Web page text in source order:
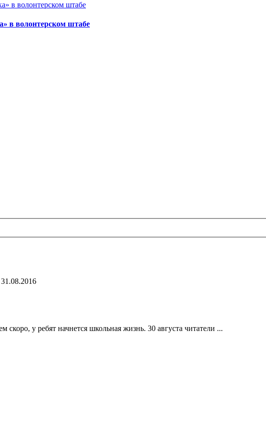
в волонтерском штабе
у ребят начнется школьная жизнь. 30 августа читатели ...